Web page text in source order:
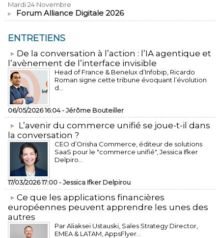
Mardi 24 Novembre
Forum Alliance Digitale 2026
ENTRETIENS
​De la conversation à l’action : l’IA agentique et
l’avènement de l’interface invisible
Head of France & Benelux d’Infobip, Ricardo
Roman signe cette tribune évoquant l’évolution
d...
06/05/2026 16:04 -Jérôme Bouteiller
L’avenir du commerce unifié se joue-t-il dans
la conversation ?
CEO d’Orisha Commerce, éditeur de solutions
SaaS pour le "commerce unifié", Jessica Ifker
Delpiro...
17/03/2026 17:00 -Jessica Ifker Delpirou
​Ce que les applications financières
européennes peuvent apprendre les unes des
autres
Par Aliaksei Ustauski, Sales Strategy Director,
EMEA & LATAM, AppsFlyer...